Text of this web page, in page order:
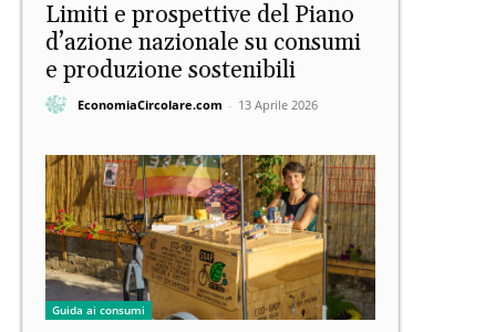
Limiti e prospettive del Piano
d’azione nazionale su consumi
e produzione sostenibili
EconomiaCircolare.com - 13 Aprile 2026
Guida ai consumi